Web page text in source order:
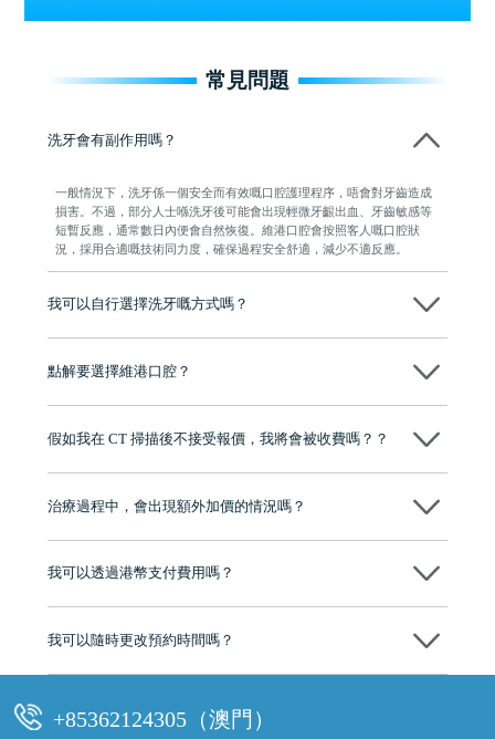
常見問題
洗牙會有副作用嗎？
一般情況下，洗牙係一個安全而有效嘅口腔護理程序，唔會對牙齒造成
損害。不過，部分人士喺洗牙後可能會出現輕微牙齦出血、牙齒敏感等
短暫反應，通常數日內便會自然恢復。維港口腔會按照客人嘅口腔狀
況，採用合適嘅技術同力度，確保過程安全舒適，減少不適反應。
我可以自行選擇洗牙嘅方式嗎？
需要作出選擇。
點解要選擇維港口腔？
牌」、「2025香港企業領袖品牌」，是諾貝爾種植系統全球放心植牙中
至今已服務超過三十個國家和地區的顧客，受到粵港澳大灣區及周邊城
有咨詢及服務保障中心，有任何問題都可以隨時預約免費咨詢，讓人十
假如我在 CT 掃描後不接受報價，我將會被收費嗎？？
治療過程中，會出現額外加價的情況嗎？
我可以透過港幣支付費用嗎？
我可以隨時更改預約時間嗎？
+85362124305（澳門）